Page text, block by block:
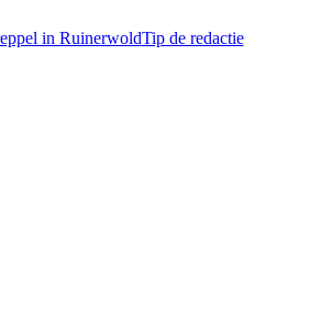
in RuinerwoldTip de redactie